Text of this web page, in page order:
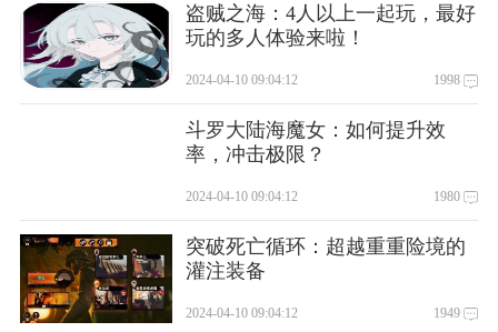
盗贼之海：4人以上一起玩，最好
玩的多人体验来啦！
2024-04-10 09:04:12 1998
斗罗大陆海魔女：如何提升效
率，冲击极限？
2024-04-10 09:04:12 1980
突破死亡循环：超越重重险境的
灌注装备
2024-04-10 09:04:12 1949